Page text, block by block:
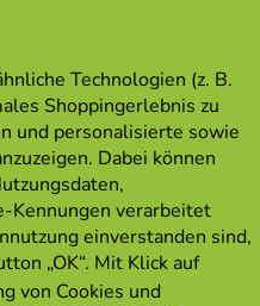
Technologien (z. B.
Shoppingerlebnis zu
und personalisierte sowie
Dabei können
Kennungen verarbeitet
einverstanden sind,
„OK“. Mit Klick auf
von Cookies und